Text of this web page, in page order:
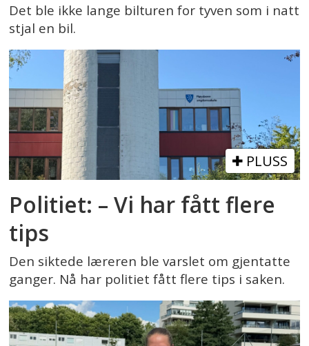
Det ble ikke lange bilturen for tyven som i natt
stjal en bil.
PLUSS
Politiet: – Vi har fått flere
tips
Den siktede læreren ble varslet om gjentatte
ganger. Nå har politiet fått flere tips i saken.